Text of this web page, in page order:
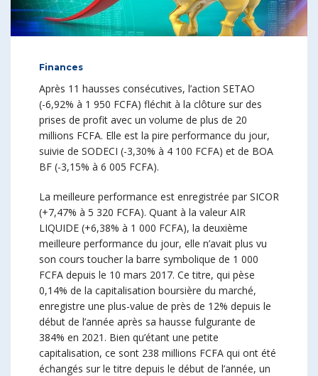
Finances
Après 11 hausses consécutives, l’action SETAO
(-6,92% à 1 950 FCFA) fléchit à la clôture sur des
prises de profit avec un volume de plus de 20
millions FCFA. Elle est la pire performance du jour,
suivie de SODECI (-3,30% à 4 100 FCFA) et de BOA
BF (-3,15% à 6 005 FCFA).
La meilleure performance est enregistrée par SICOR
(+7,47% à 5 320 FCFA). Quant à la valeur AIR
LIQUIDE (+6,38% à 1 000 FCFA), la deuxième
meilleure performance du jour, elle n’avait plus vu
son cours toucher la barre symbolique de 1 000
FCFA depuis le 10 mars 2017. Ce titre, qui pèse
0,14% de la capitalisation boursière du marché,
enregistre une plus-value de près de 12% depuis le
début de l’année après sa hausse fulgurante de
384% en 2021. Bien qu’étant une petite
capitalisation, ce sont 238 millions FCFA qui ont été
échangés sur le titre depuis le début de l’année, un